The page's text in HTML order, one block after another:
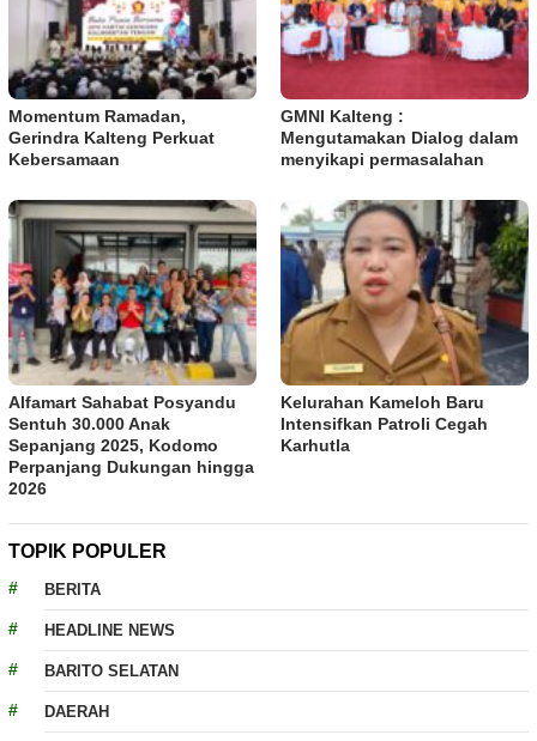
Momentum Ramadan,
Gerindra Kalteng Perkuat
Kebersamaan
GMNI Kalteng :
Mengutamakan Dialog dalam
menyikapi permasalahan
Alfamart Sahabat Posyandu
Sentuh 30.000 Anak
Sepanjang 2025, Kodomo
Perpanjang Dukungan hingga
2026
Kelurahan Kameloh Baru
Intensifkan Patroli Cegah
Karhutla
TOPIK POPULER
BERITA
HEADLINE NEWS
BARITO SELATAN
DAERAH